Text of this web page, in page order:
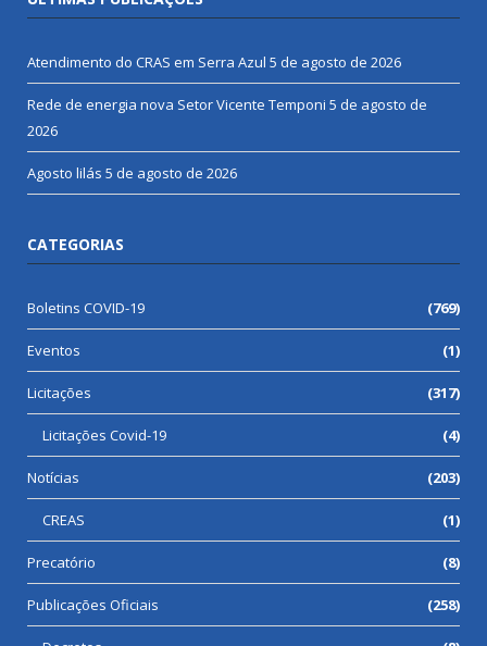
Atendimento do CRAS em Serra Azul 5 de agosto de 2026
Rede de energia nova Setor Vicente Temponi 5 de agosto de
2026
Agosto lilás 5 de agosto de 2026
CATEGORIAS
Boletins COVID-19 (769)
Eventos (1)
Licitações (317)
Licitações Covid-19 (4)
Notícias (203)
CREAS (1)
Precatório (8)
Publicações Oficiais (258)